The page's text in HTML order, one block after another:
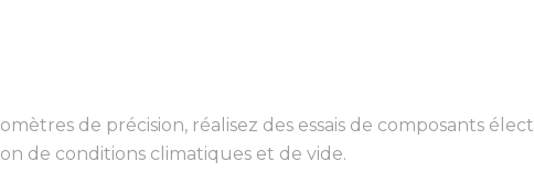
de précision, réalisez des essais de composants
de conditions climatiques et de vide.